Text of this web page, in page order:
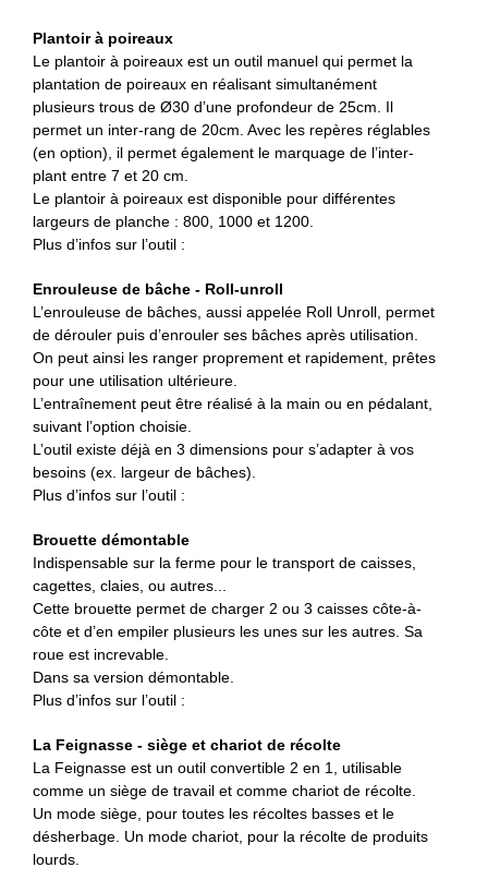
Plantoir à poireaux
Le plantoir à poireaux est un outil manuel qui permet la
plantation de poireaux en réalisant simultanément
plusieurs trous de Ø30 d’une profondeur de 25cm. Il
permet un inter-rang de 20cm. Avec les repères réglables
(en option), il permet également le marquage de l’inter-
plant entre 7 et 20 cm.
Le plantoir à poireaux est disponible pour différentes
largeurs de planche : 800, 1000 et 1200.
Plus d’infos sur l’outil :
Enrouleuse de bâche - Roll-unroll
L’enrouleuse de bâches, aussi appelée Roll Unroll, permet
de dérouler puis d’enrouler ses bâches après utilisation.
On peut ainsi les ranger proprement et rapidement, prêtes
pour une utilisation ultérieure.
L’entraînement peut être réalisé à la main ou en pédalant,
suivant l’option choisie.
L’outil existe déjà en 3 dimensions pour s’adapter à vos
besoins (ex. largeur de bâches).
Plus d’infos sur l’outil :
Brouette démontable
Indispensable sur la ferme pour le transport de caisses,
cagettes, claies, ou autres...
Cette brouette permet de charger 2 ou 3 caisses côte-à-
côte et d’en empiler plusieurs les unes sur les autres. Sa
roue est increvable.
Dans sa version démontable.
Plus d’infos sur l’outil :
La Feignasse - siège et chariot de récolte
La Feignasse est un outil convertible 2 en 1, utilisable
comme un siège de travail et comme chariot de récolte.
Un mode siège, pour toutes les récoltes basses et le
désherbage. Un mode chariot, pour la récolte de produits
lourds.